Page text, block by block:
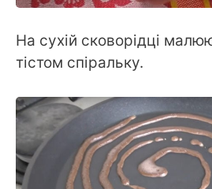
На сухій сковорідці
тістом спіральку.